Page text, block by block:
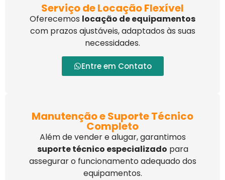
Serviço de Locação Flexível
Oferecemos locação de equipamentos
com prazos ajustáveis, adaptados às suas
necessidades.
Entre em Contato
Manutenção e Suporte Técnico
Completo
Além de vender e alugar, garantimos
suporte técnico especializado para
assegurar o funcionamento adequado dos
equipamentos.